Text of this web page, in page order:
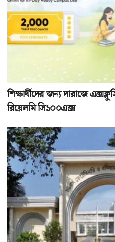
শিক্ষার্থীদের জন্য দারাজে
রিয়েলমি সি১০০এক্স